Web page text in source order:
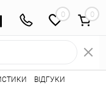
0
⭐ Системи
ВІДГУКИ